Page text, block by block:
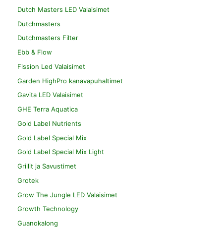
Dutch Masters LED Valaisimet
Dutchmasters
Dutchmasters Filter
Ebb & Flow
Fission Led Valaisimet
Garden HighPro kanavapuhaltimet
Gavita LED Valaisimet
GHE Terra Aquatica
Gold Label Nutrients
Gold Label Special Mix
Gold Label Special Mix Light
Grillit ja Savustimet
Grotek
Grow The Jungle LED Valaisimet
Growth Technology
Guanokalong